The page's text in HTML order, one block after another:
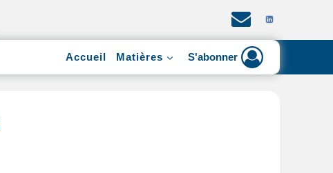
Accueil Matières S'abonner